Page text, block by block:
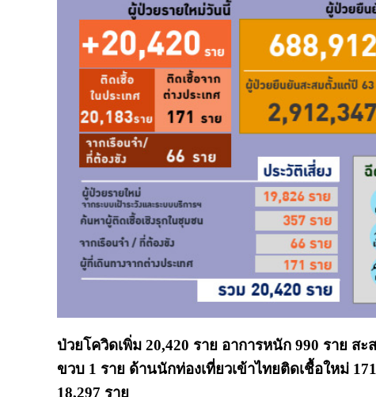
ป่วยโควิดเพิ่ม 20,420 ราย อาการหนัก 990 ราย ส
ขวบ 1 ราย ด้านนักท่องเที่ยวเข้าไทยติดเชื้อใหม่
18,297 ราย